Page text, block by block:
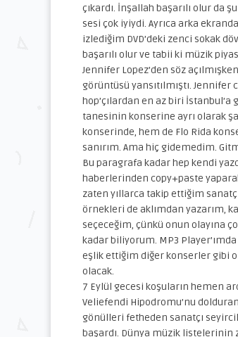
çıkardı. İnşallah başarılı olur da
sesi çok iyiydi. Ayrıca arka
izlediğim DVD’deki zenci sokak
başarılı olur ve tabii ki müzik
Jennifer Lopez’den söz
görüntüsü yansıtılmıştı.
hop’çılardan en az biri
tanesinin konserine ayrı olarak
konserinde, hem de Flo Rida
sanırım. Ama hiç gidemedim.
Bu paragrafa kadar hep kendi
haberlerinden copy+paste
zaten yıllarca takip ettiğim
örnekleri de aklımdan yazarım,
seçeceğim, çünkü onun olayına
kadar biliyorum. MP3
eşlik ettiğim diğer konserler gibi
olacak.
7 Eylül gecesi koşuların hemen
Veliefendi Hipodromu’nu
gönülleri fetheden sanatçı
başardı. Dünya müzik listelerinin